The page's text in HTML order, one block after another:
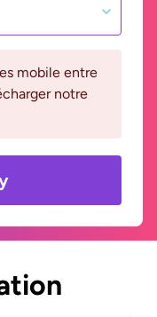
mobile entre
notre